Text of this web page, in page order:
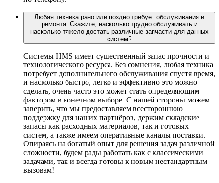
Любая техника рано или поздно требует обслуживания и
ремонта. Скажите, насколько трудно обслуживать и
насколько тяжело достать различные запчасти для данных
систем?
Системы HMS имеет существенный запас прочности и
технологического ресурса. Без сомнения, любая техника
потребует дополнительного обслуживания спустя время,
и насколько быстро, легко и эффективно это можно
сделать, очень часто это может стать определяющим
фактором в конечном выборе. С нашей стороны можем
заверить, что мы предоставляем всестороннюю
поддержку для наших партнёров, держим складские
запасы как расходных материалов, так и готовых
систем, а также имеем оперативные каналы поставки.
Опираясь на богатый опыт для решения задач различной
сложности, будем рады работать как с классическими
задачами, так и всегда готовы к новым нестандартным
вызовам!